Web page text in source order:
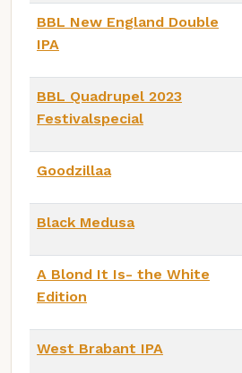
BBL New England Double
IPA
BBL Quadrupel 2023
Festivalspecial
Goodzillaa
Black Medusa
A Blond It Is- the White
Edition
West Brabant IPA